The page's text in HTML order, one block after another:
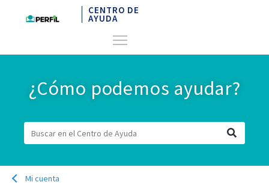
CENTRO DE
AYUDA
¿Cómo podemos ayudar?
Mi cuenta